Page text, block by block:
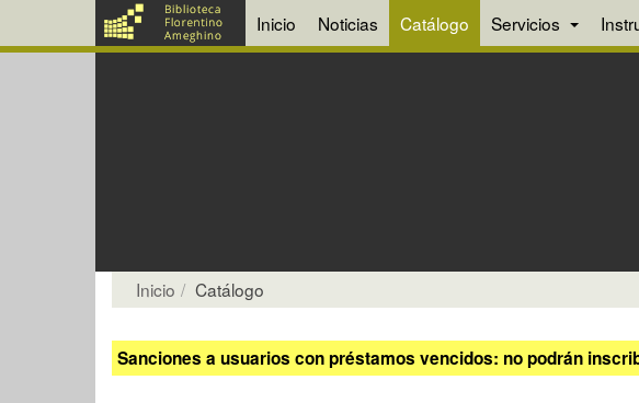
Inicio Noticias Catálogo Servicios
Inicio Catálogo
Sanciones a usuarios con préstamos vencidos: no podrán